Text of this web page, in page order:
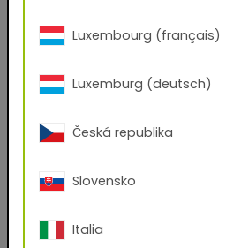
Quels fichiers souhaitez-
Graphic Design Assets
les accepte sans réserve.*
Luxembourg (français)
Luxemburg (deutsch)
Česká republika
Slovensko
Italia